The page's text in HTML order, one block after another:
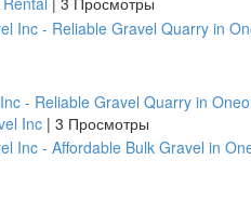
- Reliable Gravel Quarry in
Inc | 3 Просмотры